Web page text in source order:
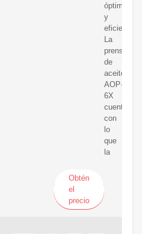
óptimo
y
eficiente.
La
prensa
de
aceite
AOP-
6X
cuenta
con
lo
que
la
Obtén
el
precio